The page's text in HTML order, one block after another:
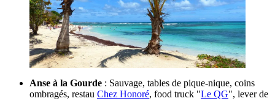
Anse à la Gourde : Sauvage, tables de pique-nique, coins
ombragés, restau Chez Honoré, food truck "Le QG", lever de